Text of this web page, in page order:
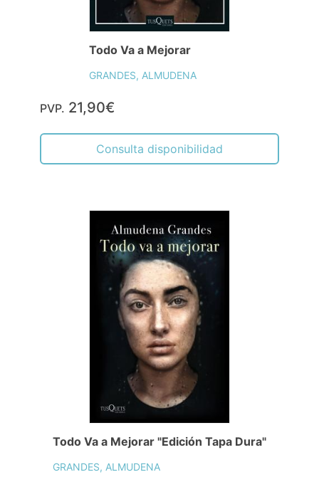
Todo Va a Mejorar
GRANDES, ALMUDENA
PVP. 21,90€
Consulta disponibilidad
Todo Va a Mejorar "Edición Tapa Dura"
GRANDES, ALMUDENA